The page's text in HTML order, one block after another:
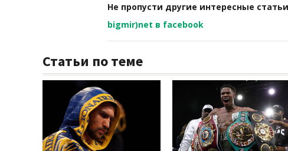
Не пропусти другие интересные
bigmir)net в facebook
Статьи по теме